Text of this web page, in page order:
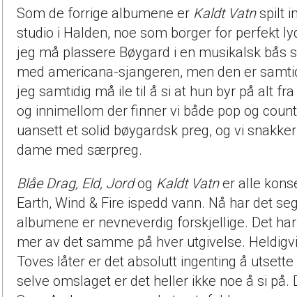
Som de forrige albumene er Kaldt Vatnspilt
studio i Halden, noe som borger for perfekt
jeg må plassere Bøygard i en musikalsk bås
med americana-sjangeren, men den er
jeg samtidig må ile til å si at hun byr på alt
og innimellom der finner vi både pop og
uansett et solid bøygardsk preg, og vi
dame med særpreg.
Blåe Drag, Eld, Jordog Kaldt Vatner alle
Earth, Wind & Fire ispedd vann. Nå har det
albumene er nevneverdig forskjellige. Det
mer av det samme på hver utgivelse.
Toves låter er det absolutt ingenting å
selve omslaget er det heller ikke noe å si på.